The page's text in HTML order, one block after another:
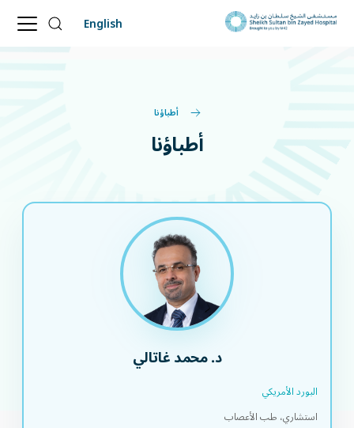
English
أطباؤنا
أطباؤنا
د. محمد غاتالي
البورد الأمريكي​
استشاري، طب الأعصاب